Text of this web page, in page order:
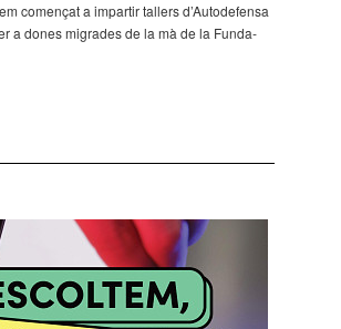
comen­çat a impar­tir tallers d’Au­to­de­fensa
a dones migra­des de la mà de la Funda­